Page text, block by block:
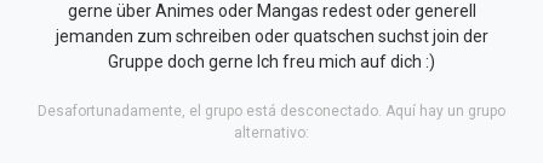
gerne über Animes oder Mangas redest oder generell
jemanden zum schreiben oder quatschen suchst join der
Gruppe doch gerne Ich freu mich auf dich :)
Desafortunadamente, el grupo está desconectado. Aquí hay un grupo
alternativo: